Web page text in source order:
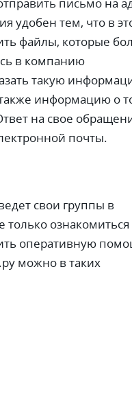
удобен тем, что в
файлы, которые
в компанию
такую
информацию о
на свое
почты.
свои группы в
ознакомиться
оперативную
можно в таких